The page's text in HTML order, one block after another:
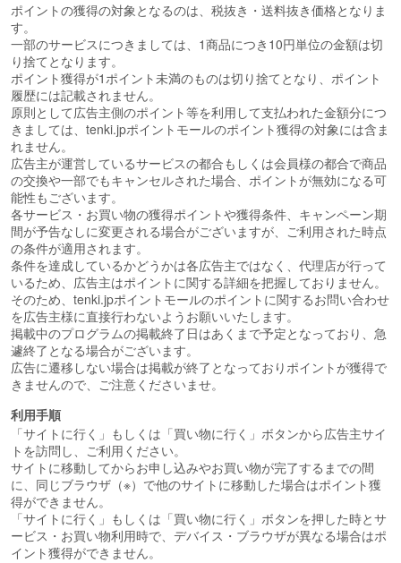
ポイントの獲得の対象となるのは、税抜き・送料抜き価格となりま
す。
一部のサービスにつきましては、1商品につき10円単位の金額は切
り捨てとなります。
ポイント獲得が1ポイント未満のものは切り捨てとなり、ポイント
履歴には記載されません。
原則として広告主側のポイント等を利用して支払われた金額分につ
きましては、tenki.jpポイントモールのポイント獲得の対象には含ま
れません。
広告主が運営しているサービスの都合もしくは会員様の都合で商品
の交換や一部でもキャンセルされた場合、ポイントが無効になる可
能性もございます。
各サービス・お買い物の獲得ポイントや獲得条件、キャンペーン期
間が予告なしに変更される場合がございますが、ご利用された時点
の条件が適用されます。
条件を達成しているかどうかは各広告主ではなく、代理店が行って
いるため、広告主はポイントに関する詳細を把握しておりません。
そのため、tenki.jpポイントモールのポイントに関するお問い合わせ
を広告主様に直接行わないようお願いいたします。
掲載中のプログラムの掲載終了日はあくまで予定となっており、急
遽終了となる場合がございます。
広告に遷移しない場合は掲載が終了となっておりポイントが獲得で
きませんので、ご注意くださいませ。
利用手順
「サイトに行く」もしくは「買い物に行く」ボタンから広告主サイ
トを訪問し、ご利用ください。
サイトに移動してからお申し込みやお買い物が完了するまでの間
に、同じブラウザ（※）で他のサイトに移動した場合はポイント獲
得ができません。
「サイトに行く」もしくは「買い物に行く」ボタンを押した時とサ
ービス・お買い物利用時で、デバイス・ブラウザが異なる場合はポ
イント獲得ができません。